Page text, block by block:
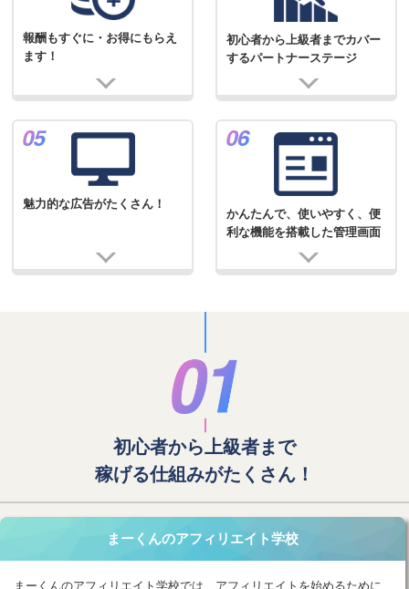
報酬もすぐに・お得にもらえ
ます！
初心者から上級者までカバー
するパートナーステージ
魅力的な広告がたくさん！
かんたんで、使いやすく、便
利な機能を搭載した管理画面
初心者から上級者まで
稼げる仕組みがたくさん！
まーくんのアフィリエイト学校
まーくんのアフィリエイト学校では、アフィリエイトを始めるために